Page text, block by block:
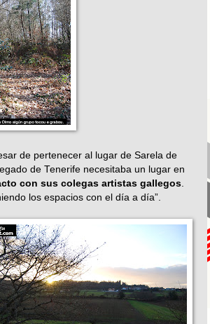
de pertenecer al lugar de Sarela de
de Tenerife necesitaba un lugar en
con sus colegas artistas gallegos
los espacios con el día a día”.